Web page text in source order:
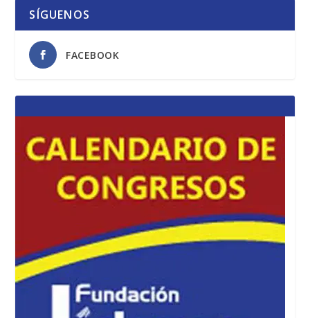
SÍGUENOS
FACEBOOK